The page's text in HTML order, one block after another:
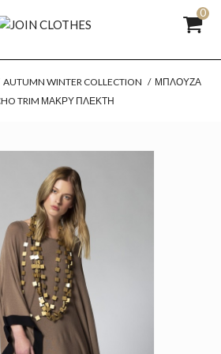
0
AUTUMN WINTER COLLECTION / ΜΠΛΟΎΖΑ
TRIM ΜΑΚΡΎ ΠΛΕΚΤΉ